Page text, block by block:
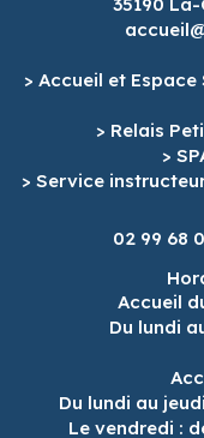
> Accueil et
> Relais
>
> Service
02 99 68
Accueil
Du lundi
Du lundi au
Le vendredi :